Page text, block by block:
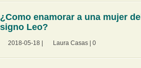
¿Como enamorar a una mujer del
signo Leo?
2018-05-18 Laura Casas 0